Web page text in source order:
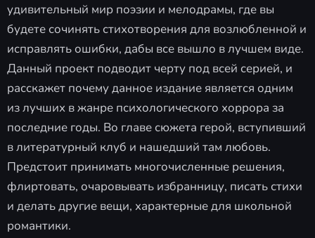
удивительный мир поэзии и мелодрамы, где вы
будете сочинять стихотворения для возлюбленной и
исправлять ошибки, дабы все вышло в лучшем виде.
Данный проект подводит черту под всей серией, и
расскажет почему данное издание является одним
из лучших в жанре психологического хоррора за
последние годы. Во главе сюжета герой, вступивший
в литературный клуб и нашедший там любовь.
Предстоит принимать многочисленные решения,
флиртовать, очаровывать избранницу, писать стихи
и делать другие вещи, характерные для школьной
романтики.